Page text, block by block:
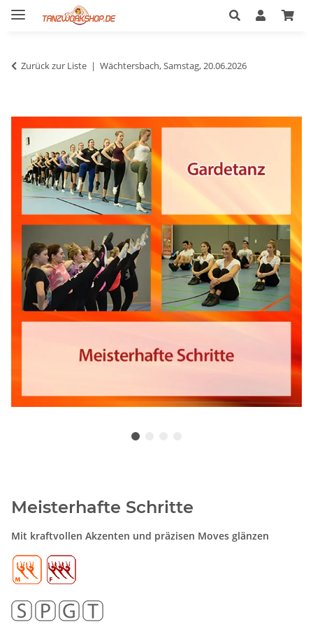
Zurück zur Liste Wächtersbach, Samstag, 20.06.2026
Meisterhafte Schritte
Mit kraftvollen Akzenten und präzisen Moves glänzen